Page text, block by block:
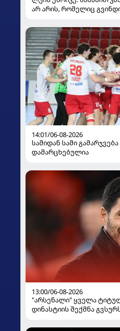
არ არის, რომელიც
14:01/06-08-2026
სამიდან სამი
დამარცხებულია
13:00/06-08-2026
"არსენალი" ყველა
დინასტიის შექმნა